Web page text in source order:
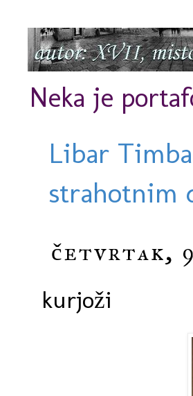
Neka je
Libar
strahotnim
četvrtak,
kurjoži